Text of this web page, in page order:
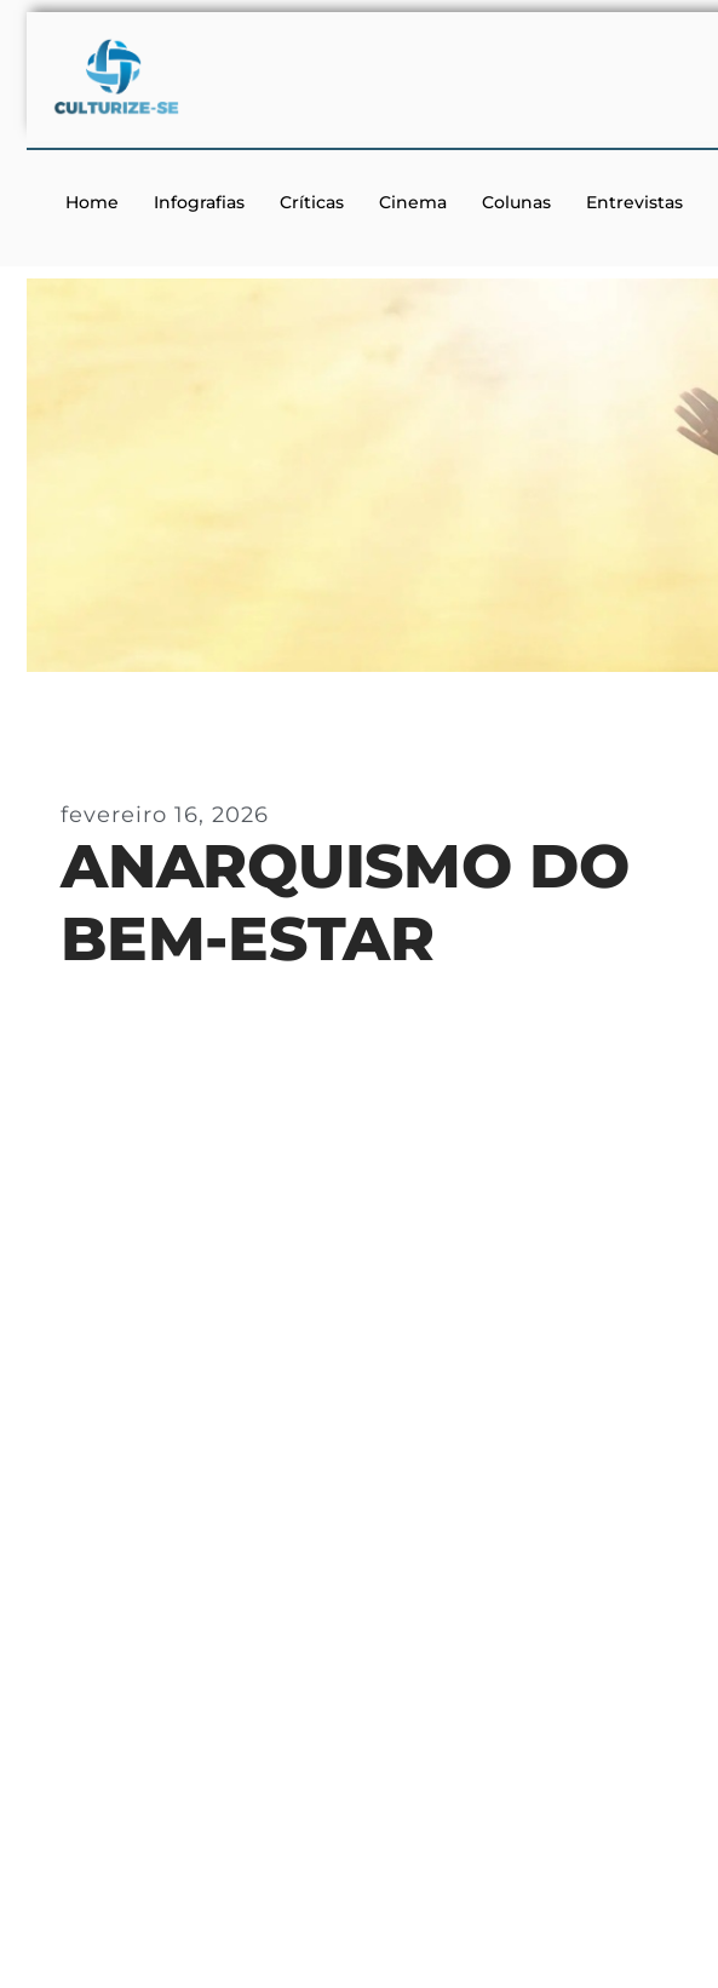
Home Infografias Críticas Cinema Colunas Entrevistas
fevereiro 16, 2026
ANARQUISMO DO
BEM-ESTAR